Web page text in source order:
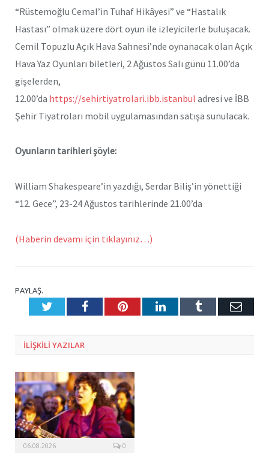
“Rüstemoğlu Cemal’in Tuhaf Hikâyesi” ve “Hastalık
Hastası” olmak üzere dört oyun ile izleyicilerle buluşacak.
Cemil Topuzlu Açık Hava Sahnesi’nde oynanacak olan Açık
Hava Yaz Oyunları biletleri, 2 Ağustos Salı günü 11.00’da
gişelerden,
12.00’da https://sehirtiyatrolari.ibb.istanbul adresi ve İBB
Şehir Tiyatroları mobil uygulamasından satışa sunulacak.
Oyunların tarihleri şöyle:
William Shakespeare’in yazdığı, Serdar Biliş’in yönettiği
“12. Gece”, 23-24 Ağustos tarihlerinde 21.00’da
(Haberin devamı için tıklayınız…)
PAYLAŞ.
TwitterFacebookPinterestLinkedInTumblr E-
ILIŞKILI YAZILAR
06.08.2026 0